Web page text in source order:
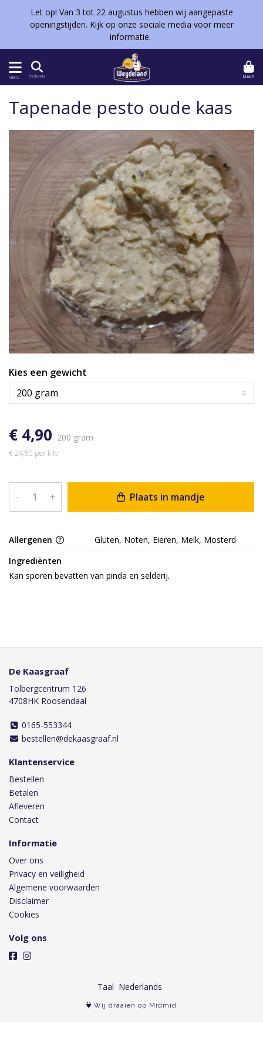
Let op! Van 3 tot 22 augustus hebben wij aangepaste
openingstijden. Kijk op onze sociale media voor meer
informatie.
MENU ZOEKEN MAND
Tapenade pesto oude kaas
Kies een gewicht
€ 4,90 200 gram
€ 24,50 per kilo
– + Plaats in mandje
Allergenen
Gluten, Noten, Eieren, Melk, Mosterd
Ingrediënten
Kan sporen bevatten van pinda en selderij.
De Kaasgraaf
Tolbergcentrum 126
4708HK Roosendaal
0165-553344
bestellen@dekaasgraaf.nl
Klantenservice
Bestellen
Betalen
Afleveren
Contact
Informatie
Over ons
Privacy en veiligheid
Algemene voorwaarden
Disclaimer
Cookies
Volg ons
Taal
Wij draaien op Midmid